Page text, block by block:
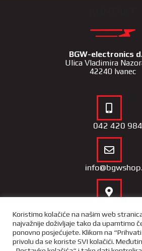
BGW-electronics
Ulica Vladimira
42240 Ivanec
042 420 984
Koristimo kolačiće na našim web
najvažnije doživljaje tako da upamtimo
ponovno posjećujete. Klikom na
privolu da se koriste SVI kolačići.